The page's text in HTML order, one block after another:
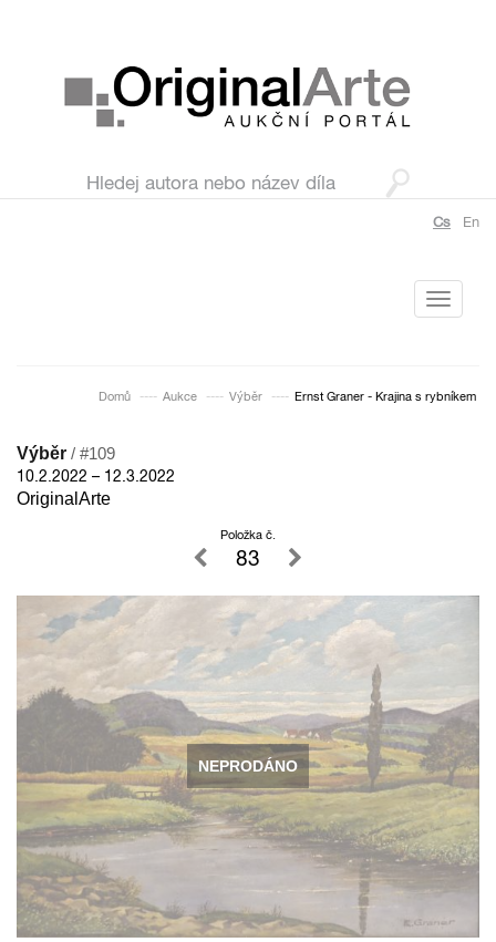
Cs En
Toggle
Domů Aukce Výběr Ernst Graner - Krajina s rybníkem
Výběr / #109
10.2.2022 – 12.3.2022
OriginalArte
Položka č.
83
NEPRODÁNO